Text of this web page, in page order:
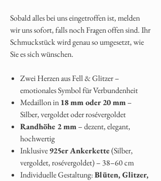
Sobald alles bei uns eingetroffen ist, melden
wir uns sofort, falls noch Fragen offen sind. Ihr
Schmuckstück wird genau so umgesetzt, wie
Sie es sich wünschen.
Zwei Herzen aus Fell & Glitzer –
emotionales Symbol für Verbundenheit
Medaillon in18 mm oder 20 mm–
Silber, vergoldet oder rosévergoldet
Randhöhe 2 mm– dezent, elegant,
hochwertig
Inklusive925er Ankerkette(Silber,
vergoldet, rosévergoldet) – 38–60 cm
Individuelle Gestaltung:Blüten, Glitzer,